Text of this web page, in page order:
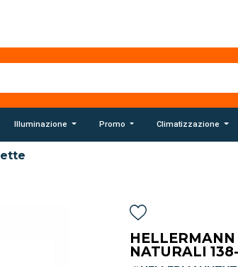
Illuminazione Promo Climatizzazione
HELLERMANN
NATURALI